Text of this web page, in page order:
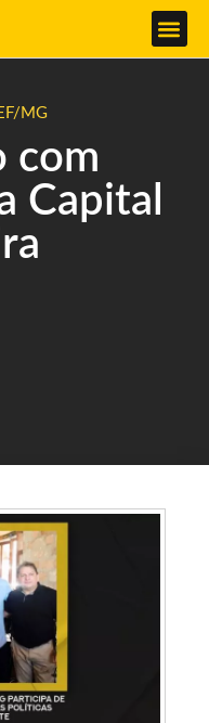
MG
com
Capital